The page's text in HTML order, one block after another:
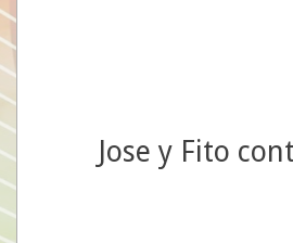
Jose y Fito